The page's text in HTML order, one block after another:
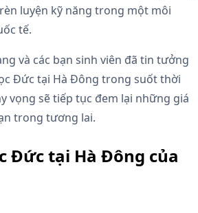
luyện kỹ năng trong một môi
tế.
và các bạn sinh viên đã tin tưởng
Đức tại Hà Đông trong suốt thời
vọng sẽ tiếp tục đem lại những giá
trong tương lai.
Đức tại Hà Đông của